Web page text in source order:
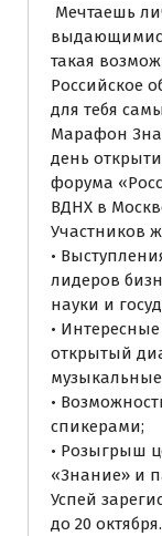
Мечтаешь
такая
Российское
для тебя
Марафон
день
форума
ВДНХ в
Участников
•
лидеров
науки и
•
открытый
•
спикерами;
• Розыгрыш
«Знание» и
Успей
до 20